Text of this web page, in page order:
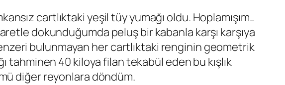
cartlıktaki yeşil tüy yumağı oldu. Hoplamışım..
dokunduğumda peluş bir kabanla karşı karşıya
bulunmayan her cartlıktaki renginin geometrik
tahminen 40 kiloya filan tekabül eden bu kışlık
diğer reyonlara döndüm.